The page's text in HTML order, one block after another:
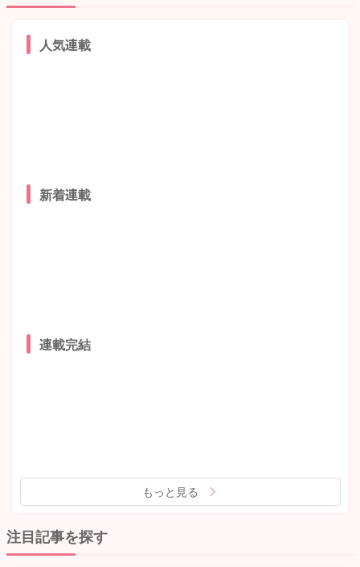
人気連載
新着連載
連載完結
もっと見る
注目記事を探す